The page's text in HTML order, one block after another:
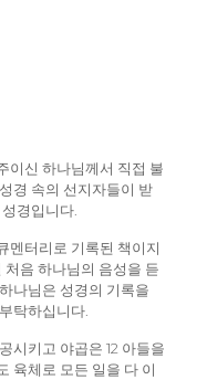
이신 하나님께서 직접 불
경 속의 선지자들이 받
경입니다.
멘터리로 기록된 책이지
음 하나님의 음성을 듣
나님은 성경의 기록을
탁하십니다.
시키고 야곱은 12 아들을
육체로 모든 일을 다 이